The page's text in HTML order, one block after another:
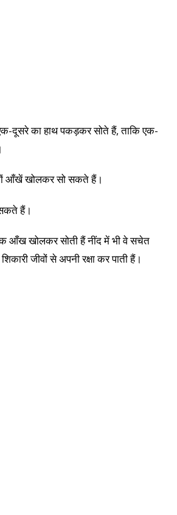
दूसरे का हाथ पकड़कर सोते हैं, ताकि एक-
आँखें खोलकर सो सकते हैं।
हैं।
आँख खोलकर सोती हैं नींद में भी वे सचेत
जीवों से अपनी रक्षा कर पाती हैं।